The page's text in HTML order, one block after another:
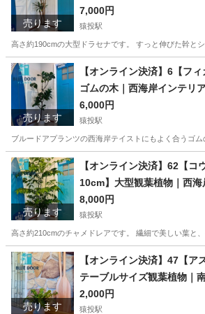
売ります
UE DOOR PLANTS
7,000円
猿投駅
高さ約190cmの大型ドラセナです。 すっと伸びた幹と
愛知 豊田市 猿投駅 家庭用品 シンボ
売ります
【オンライン決済】6【フ
ゴムの木｜西海岸インテリ
LUE DOOR PLANTS
6,000円
猿投駅
ブルードアプランツの西海岸テイストにもよく合うゴ
愛知 豊田市 猿投駅 家庭用品 フィカス
売ります
【オンライン決済】62【コ
10cm】大型観葉植物｜西
トスタイル｜BLUE DOOR
8,000円
猿投駅
高さ約210cmのチャメドレアです。 繊細で美しい葉と
愛知 豊田市 猿投駅 家庭用品 大型
売ります
【オンライン決済】47【ア
テーブルサイズ観葉植物｜
OOR PLANTS
2,000円
猿投駅